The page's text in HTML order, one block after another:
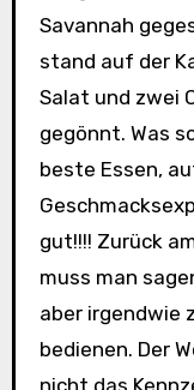
Savannah
stand auf der
Salat und zwei
gegönnt. Was
beste Essen,
gut!!!! Zurück
muss man
aber irgendwie
bedienen. Der
nicht das